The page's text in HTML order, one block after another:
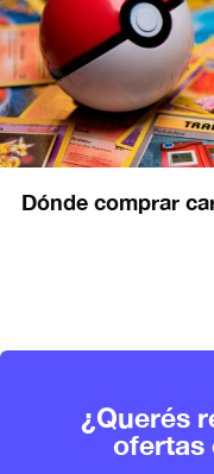
Dónde comprar
¿Querés
ofertas